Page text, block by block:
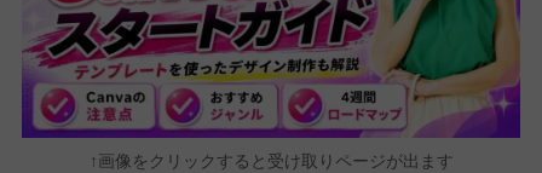
↑画像をクリックすると受け取りページが出ます